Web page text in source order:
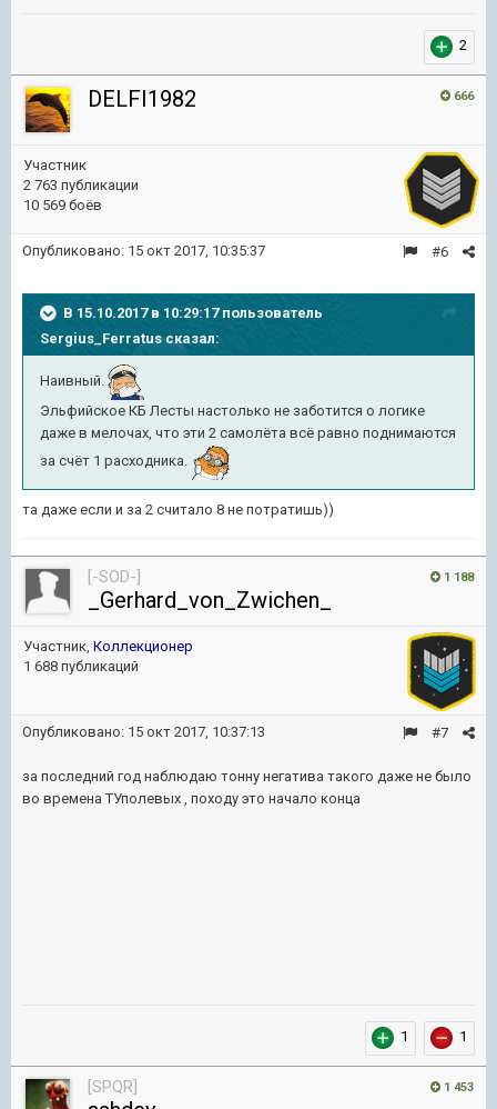
2
666
DELFI1982
Участник
2 763 публикации
10 569 боёв
#6
Опубликовано: 15 окт 2017, 10:35:37
В 15.10.2017 в 10:29:17 пользователь
Sergius_Ferratusсказал:
Наивный.
Эльфийское КБ Лесты настолько не заботится о логике
даже в мелочах, что эти 2 самолёта всё равно поднимаются
за счёт 1 расходника.
та даже если и за 2 считало 8 не потратишь))
1 188
[-SOD-]
_Gerhard_von_Zwichen_
Участник, Коллекционер
1 688 публикаций
#7
Опубликовано: 15 окт 2017, 10:37:13
за последний год наблюдаю тонну негатива такого даже не было
во времена ТУполевых , походу это начало конца
1 1
1 453
[SPQR]